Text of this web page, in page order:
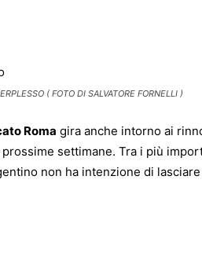
( FOTO DI SALVATORE FORNELLI )
Roma gira anche intorno ai
settimane. Tra i più
non ha intenzione di